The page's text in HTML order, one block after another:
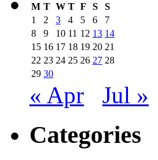
M T W T F S
S
1
2 3 4 5 6
7
8
9 10 11 12 13 14
15 16 17 18 19 20 21
22 23 24 25 26 27 28
29 30
« Apr Jul »
Categories